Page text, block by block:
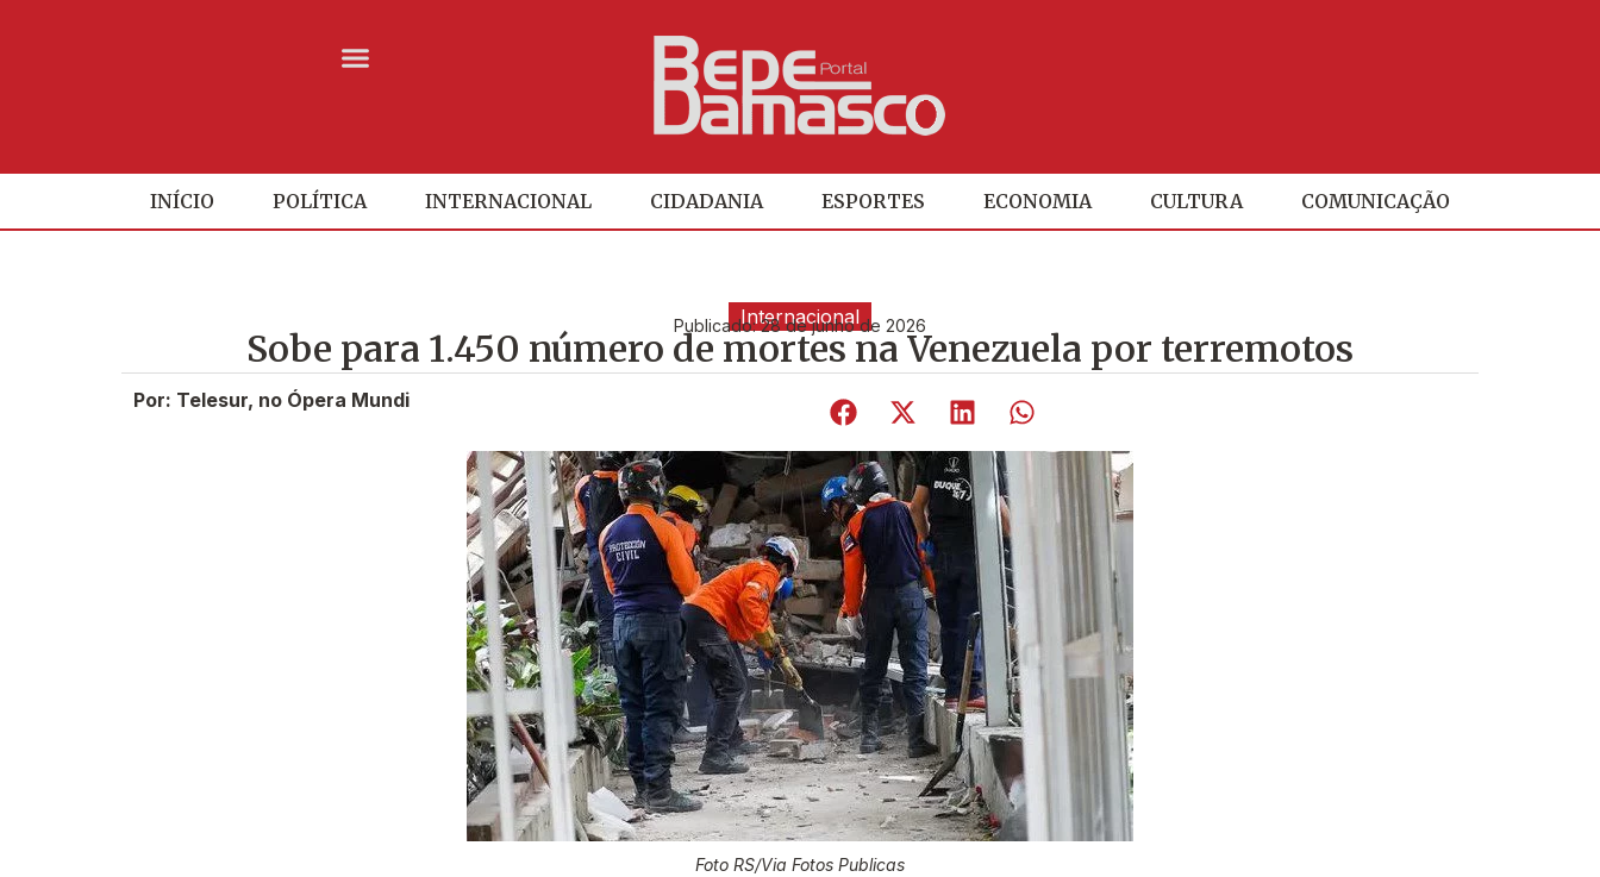
INÍCIO POLÍTICA INTERNACIONAL CIDADANIA ESPORTES ECONOMIA CULTURA COMUNICAÇÃO
Internacional
Publicado:28 de junho de 2026
Sobe para 1.450 número de mortes na Venezuela por terremotos
Por: Telesur, no Ópera Mundi
Foto RS/Via Fotos Publicas